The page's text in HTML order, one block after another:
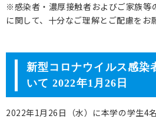
※感染者・濃厚接触者およびご家族等
に関して、十分なご理解とご配慮をお
新型コロナウイルス感染
いて 2022年1月26日
2022年1月26日（水）に本学の学生4